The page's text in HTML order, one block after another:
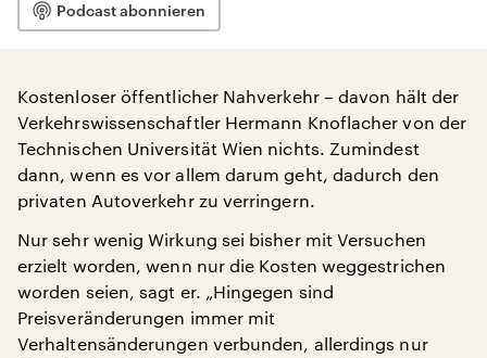
Podcast abonnieren
Kostenloser öffentlicher Nahverkehr – davon hält der
Verkehrswissenschaftler Hermann Knoflacher von der
Technischen Universität Wien nichts. Zumindest
dann, wenn es vor allem darum geht, dadurch den
privaten Autoverkehr zu verringern.
Nur sehr wenig Wirkung sei bisher mit Versuchen
erzielt worden, wenn nur die Kosten weggestrichen
worden seien, sagt er. „Hingegen sind
Preisveränderungen immer mit
Verhaltensänderungen verbunden, allerdings nur